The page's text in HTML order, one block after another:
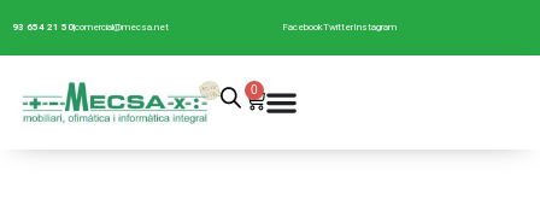
93 654 21 50comercial@mecsa.net FacebookTwitterInstagram
0